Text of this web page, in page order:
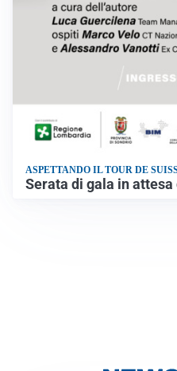
ASPETTANDO IL TOUR DE
Serata di gala in attesa